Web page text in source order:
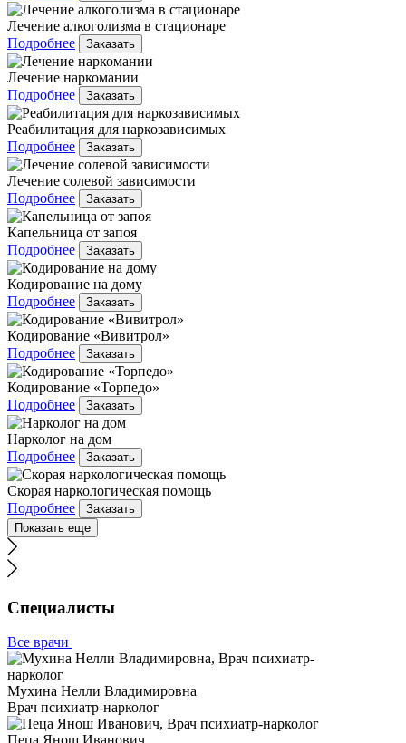
Лечение алкоголизма в стационаре
Подробнее
Заказать
Лечение наркомании
Подробнее
Заказать
Реабилитация для наркозависимых
Подробнее
Заказать
Лечение солевой зависимости
Подробнее
Заказать
Капельница от запоя
Подробнее
Заказать
Кодирование на дому
Подробнее
Заказать
Кодирование «Вивитрол»
Подробнее
Заказать
Кодирование «Торпедо»
Подробнее
Заказать
Нарколог на дом
Подробнее
Заказать
Скорая наркологическая помощь
Подробнее
Заказать
Показать еще
Специалисты
Все врачи
Мухина Нелли Владимировна
Врач психиатр-нарколог